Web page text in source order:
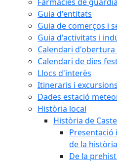
Guia d'entitats
Guia de comerços i
Guia d'activitats i
Calendari
Calendari de dies
Llocs d'interès
Itineraris i excursions
Dades estació
Història local
Història de
Presentació
de la
De la